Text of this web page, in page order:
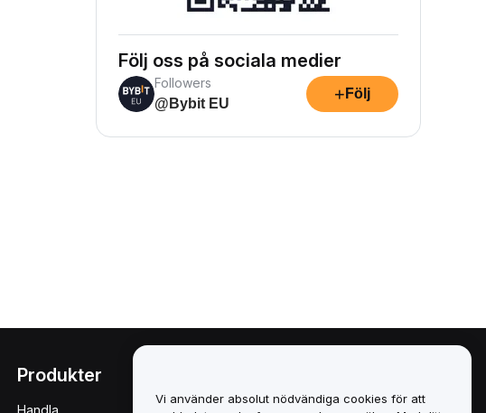
Följ oss på sociala medier
Followers
@Bybit EU
+ Följ
Produkter
Handla Policy för intressekonflikter
Vi använder absolut nödvändiga cookies för att